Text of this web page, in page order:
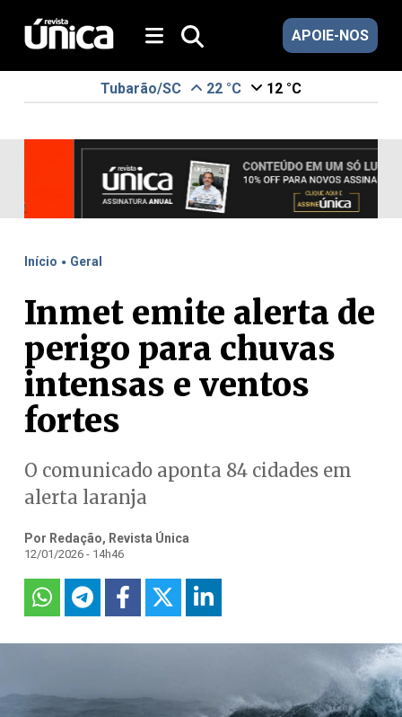
APOIE-NOS
Tubarão/SC 22 °C 12 °C
Início . Geral
Inmet emite alerta de
perigo para chuvas
intensas e ventos
fortes
O comunicado aponta 84 cidades em
alerta laranja
Por Redação, Revista Única
12/01/2026 - 14h46